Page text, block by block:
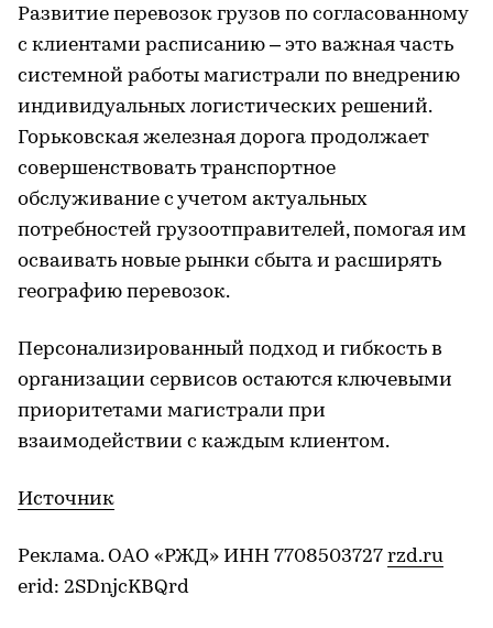
Развитие перевозок грузов по согласованному
с клиентами расписанию – это важная часть
системной работы магистрали по внедрению
индивидуальных логистических решений.
Горьковская железная дорога продолжает
совершенствовать транспортное
обслуживание с учетом актуальных
потребностей грузоотправителей, помогая им
осваивать новые рынки сбыта и расширять
географию перевозок.
Персонализированный подход и гибкость в
организации сервисов остаются ключевыми
приоритетами магистрали при
взаимодействии с каждым клиентом.
Источник
Реклама. ОАО «РЖД» ИНН 7708503727 rzd.ru
erid: 2SDnjcKBQrd